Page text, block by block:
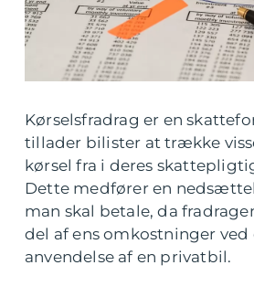
Kørselsfradrag er en
tillader bilister at trække
kørsel fra i deres
Dette medfører en
man skal betale, da
del af ens omkostninger
anvendelse af en privatbil.